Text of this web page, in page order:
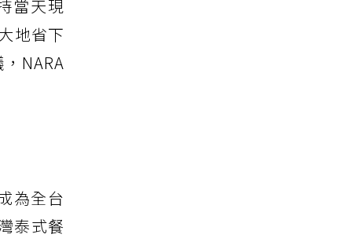
當天現
地省下
NARA
為全台
泰式餐